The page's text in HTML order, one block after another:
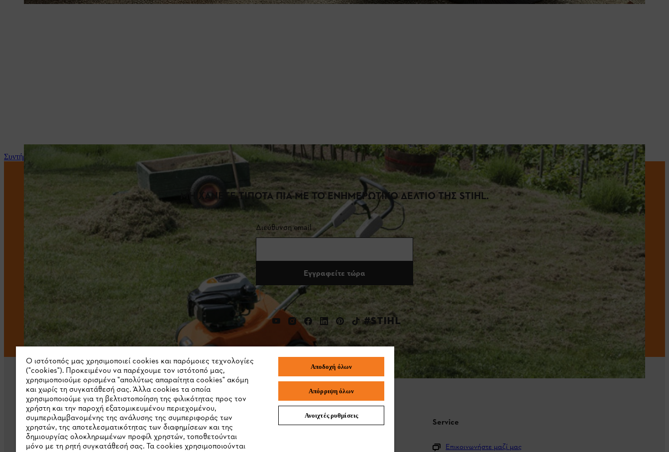
Συντήρηση και επισκευή
ΜΗ ΧΑΝΕΤΕ ΤΙΠΟΤΑ ΠΙΑ ΜΕ ΤΟ ΕΝΗΜΕΡΩΤΙΚΟ ΔΕΛΤΙΟ ΤΗΣ STIHL.
Διεύθυνση email
Εγγραφείτε τώρα
#STIHL
Εταιρεία
Σχετικά με εμάς
STIHL Συχνές ερωτήσεις Service
Επικοινωνήστε μαζί μας
Ο ιστότοπός μας χρησιμοποιεί cookies και παρόμοιες τεχνολογίες
("cookies"). Προκειμένου να παρέχουμε τον ιστότοπό μας,
χρησιμοποιούμε ορισμένα "απολύτως απαραίτητα cookies" ακόμη
και χωρίς τη συγκατάθεσή σας. Άλλα cookies τα οποία
χρησιμοποιούμε για τη βελτιστοποίηση της φιλικότητας προς τον
χρήστη και την παροχή εξατομικευμένου περιεχομένου,
συμπεριλαμβανομένης της ανάλυσης της συμπεριφοράς των
χρηστών, της αποτελεσματικότητας των διαφημίσεων και της
δημιουργίας ολοκληρωμένων προφίλ χρηστών, τοποθετούνται
μόνο με τη ρητή συγκατάθεσή σας. Τα cookies χρησιμοποιούνται
Αποδοχή όλων
Απόρριψη όλων
Ανοιχτές ρυθμίσεις